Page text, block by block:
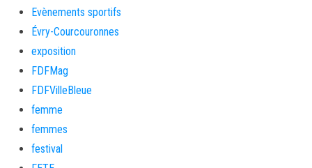
Evènements sportifs
Évry-Courcouronnes
exposition
FDFMag
FDFVilleBleue
femme
femmes
festival